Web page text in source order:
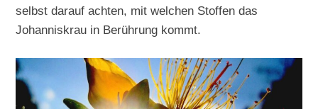
selbst darauf achten, mit welchen Stoffen das
Johanniskrau in Berührung kommt.